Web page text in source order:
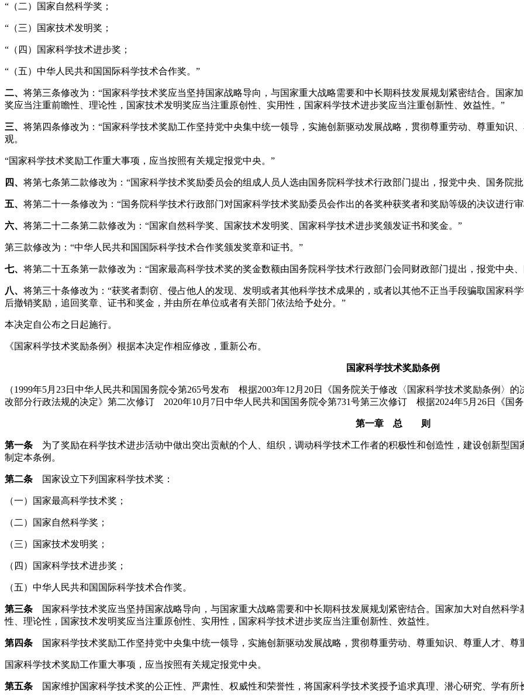
“（二）国家自然科学奖；
“（三）国家技术发明奖；
“（四）国家科学技术进步奖；
“（五）中华人民共和国国际科学技术合作奖。”
二、 将第三条修改为：“国家科学技术奖应当坚持国家战略导向，与国家重大战略需要和中长期科技发展规划紧密结合。国家
奖应当注重前瞻性、理论性，国家技术发明奖应当注重原创性、实用性，国家科学技术进步奖应当注重创新性、效益性。”
三、 将第四条修改为：“国家科学技术奖励工作坚持党中央集中统一领导，实施创新驱动发展战略，贯彻尊重劳动、尊重知识
观。
“国家科学技术奖励工作重大事项，应当按照有关规定报党中央。”
四、 将第七条第二款修改为：“国家科学技术奖励委员会的组成人员人选由国务院科学技术行政部门提出，报党中央、国务院
五、 将第二十一条修改为：“国务院科学技术行政部门对国家科学技术奖励委员会作出的各奖种获奖者和奖励等级的决议进行
六、 将第二十二条第二款修改为：“国家自然科学奖、国家技术发明奖、国家科学技术进步奖颁发证书和奖金。”
第三款修改为：“中华人民共和国国际科学技术合作奖颁发奖章和证书。”
七、 将第二十五条第一款修改为：“国家最高科学技术奖的奖金数额由国务院科学技术行政部门会同财政部门提出，报党中央
八、 将第三十条修改为：“获奖者剽窃、侵占他人的发现、发明或者其他科学技术成果的，或者以其他不正当手段骗取国家科
后撤销奖励，追回奖章、证书和奖金，并由所在单位或者有关部门依法给予处分。”
本决定自公布之日起施行。
《国家科学技术奖励条例》根据本决定作相应修改，重新公布。
国家科学技术奖励条例
（1999年5月23日中华人民共和国国务院令第265号发布 根据2003年12月20日《国务院关于修改〈国家科学技术奖励条例〉
改部分行政法规的决定》第二次修订 2020年10月7日中华人民共和国国务院令第731号第三次修订 根据2024年5月26日《国
第一章 总 则
第一条 为了奖励在科学技术进步活动中做出突出贡献的个人、组织，调动科学技术工作者的积极性和创造性，建设创新型国
制定本条例。
第二条 国家设立下列国家科学技术奖：
（一）国家最高科学技术奖；
（二）国家自然科学奖；
（三）国家技术发明奖；
（四）国家科学技术进步奖；
（五）中华人民共和国国际科学技术合作奖。
第三条 国家科学技术奖应当坚持国家战略导向，与国家重大战略需要和中长期科技发展规划紧密结合。国家加大对自然科
性、理论性，国家技术发明奖应当注重原创性、实用性，国家科学技术进步奖应当注重创新性、效益性。
第四条 国家科学技术奖励工作坚持党中央集中统一领导，实施创新驱动发展战略，贯彻尊重劳动、尊重知识、尊重人才、尊
国家科学技术奖励工作重大事项，应当按照有关规定报党中央。
第五条 国家维护国家科学技术奖的公正性、严肃性、权威性和荣誉性，将国家科学技术奖授予追求真理、潜心研究、学有所